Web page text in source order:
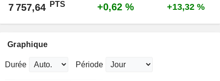
7 757,64 PTS +0,62 % +13,32 %
Graphique
Durée Période